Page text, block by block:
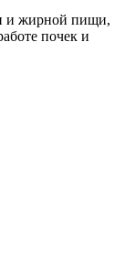
и жирной пищи,
почек и